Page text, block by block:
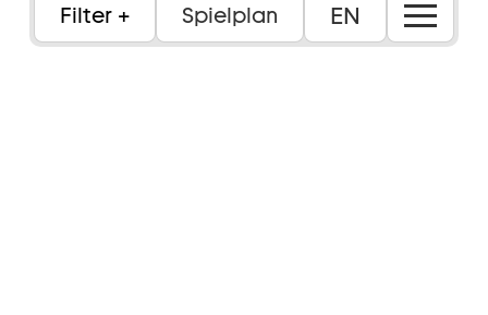
Filter Spielplan EN